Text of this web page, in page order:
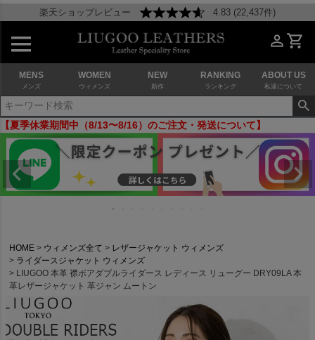
楽天ショップレビュー 4.83 (22,437件)
MENS
メンズ
WOMEN
ウィメンズ
NEW
新作
RANKING
ランキング
ABOUT US
私達について
【夏季休業期間中（8/13〜8/16）のご注文・発送について】
HOME ウィメンズ全て
レザージャケット ウィメンズ
ライダースジャケット ウィメンズ
LIUGOO 本革 襟ボアダブルライダース レディース リューグー DRY09LA 本
革レザージャケット 革ジャン ムートン